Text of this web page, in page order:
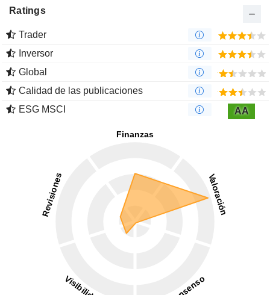
Ratings
Trader
Inversor
Global
Calidad de las publicaciones
ESG MSCI
AA